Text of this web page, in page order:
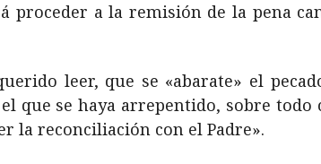
proceder a la remisión de la pena
leer, que se «abarate» el
que se haya arrepentido, sobre todo
la reconciliación con el Padre».